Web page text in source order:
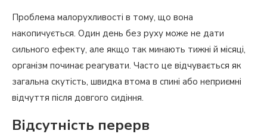
Проблема малорухливості в тому, що вона
накопичується. Один день без руху може не дати
сильного ефекту, але якщо так минають тижні й місяці,
організм починає реагувати. Часто це відчувається як
загальна скутість, швидка втома в спині або неприємні
відчуття після довгого сидіння.
Відсутність перерв